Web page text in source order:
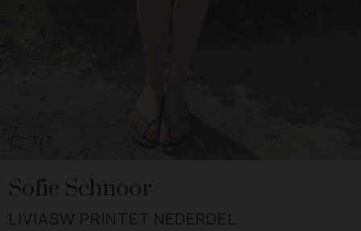
Sofie Schnoor
LIVIASW PRINTET NEDERDEL